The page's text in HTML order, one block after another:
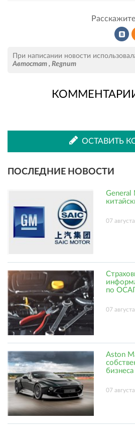
во
При написании новости
Автостат , Regnum
ОСТАВИТЬ
ПОСЛЕДНИЕ НОВОСТИ
General
07
по
07
Aston
бизнеса
07